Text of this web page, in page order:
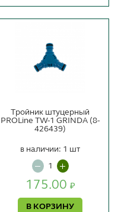
Тройник штуцерный
PROLine TW-1 GRINDA (8-
426439)
175.00 ₽
В КОРЗИНУ
в наличии: 1 шт